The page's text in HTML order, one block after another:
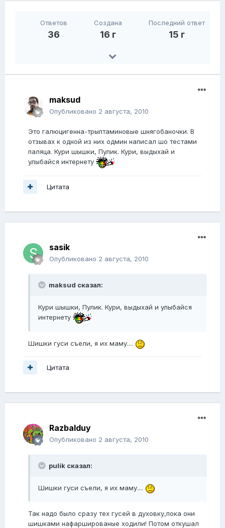
Ответов
36
Создана
16 г
Последний ответ
15 г
maksud
Опубликовано 2 августа, 2010
Это галюцигенна-трыптаминовые шнягобаночки. В
отзывах к одной из них одмин написал шо тестами
паляца. Кури шышки, Пулик. Кури, выдыхай и
улыбайся интернету
Цитата
sasik
Опубликовано 2 августа, 2010
maksud сказал:
Кури шышки, Пулик. Кури, выдыхай и улыбайся
интернету
Шишки гуси съели, я их маму....
Цитата
Razbalduy
Опубликовано 2 августа, 2010
pulik сказал:
Шишки гуси съели, я их маму....
Так надо было сразу тех гусей в духовку,пока они
шишками нафаршированые ходили! Потом откушал